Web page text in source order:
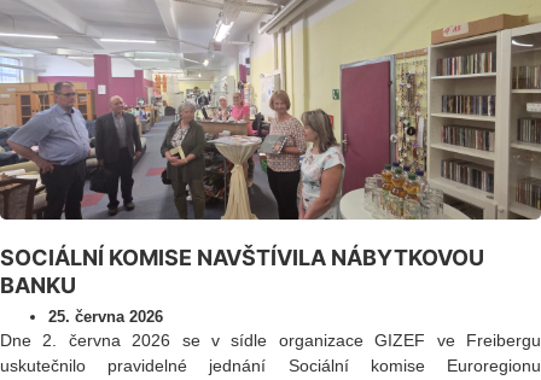
SOCIÁLNÍ KOMISE NAVŠTÍVILA NÁBYTKOVOU
BANKU
25. června 2026
Dne 2. června 2026 se v sídle organizace GIZEF ve Freibergu
uskutečnilo pravidelné jednání Sociální komise Euroregionu